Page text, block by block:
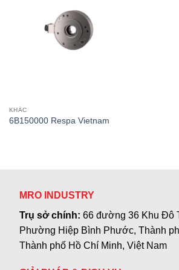
KHÁC
6B150000 Respa Vietnam
MRO INDUSTRY
Trụ sở chính:66 đường 36 Khu Đô
Phường Hiệp Bình Phước, Thành
Thành phố Hồ Chí Minh, Việt Nam